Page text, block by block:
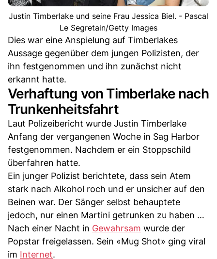
Justin Timberlake und seine Frau Jessica Biel. - Pascal
Le Segretain/Getty Images
Dies war eine Anspielung auf Timberlakes
Aussage gegenüber dem jungen Polizisten, der
ihn festgenommen und ihn zunächst nicht
erkannt hatte.
Verhaftung von Timberlake nach
Trunkenheitsfahrt
Laut Polizeibericht wurde Justin Timberlake
Anfang der vergangenen Woche in Sag Harbor
festgenommen. Nachdem er ein Stoppschild
überfahren hatte.
Ein junger Polizist berichtete, dass sein Atem
stark nach Alkohol roch und er unsicher auf den
Beinen war. Der Sänger selbst behauptete
jedoch, nur einen Martini getrunken zu haben …
Nach einer Nacht in Gewahrsam wurde der
Popstar freigelassen. Sein «Mug Shot» ging viral
im Internet.